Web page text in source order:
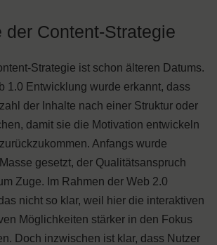
der Content-Strategie
Strategie ist schon älteren Datums.
1.0 Entwicklung wurde erkannt, dass
der Inhalte nach einer Struktur oder
damit sie die Motivation entwickeln
Anfangs wurde
gesetzt, der Qualitätsanspruch
Zuge. Im Rahmen der Web 2.0
nicht so klar, weil hier die interaktiven
Möglichkeiten stärker in den Fokus
Doch inzwischen ist klar, dass Nutzer